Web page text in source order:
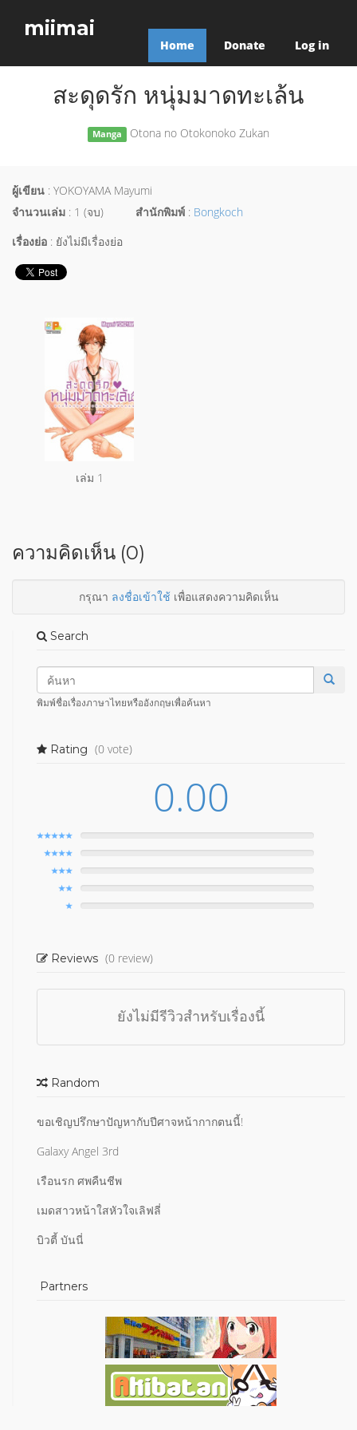
miimai
Home Donate Log in
สะดุดรัก หนุ่มมาดทะเล้น
Manga Otona no Otokonoko Zukan
ผู้เขียน : YOKOYAMA Mayumi
จำนวนเล่ม : 1 (จบ) สำนักพิมพ์ : Bongkoch
เรื่องย่อ : ยังไม่มีเรื่องย่อ
เล่ม 1
ความคิดเห็น (0)
กรุณา ลงชื่อเข้าใช้เพื่อแสดงความคิดเห็น
Search
พิมพ์ชื่อเรื่องภาษาไทยหรืออังกฤษเพื่อค้นหา
Rating (0 vote)
0.00
Reviews (0 review)
ยังไม่มีรีวิวสำหรับเรื่องนี้
Random
ขอเชิญปรึกษาปัญหากับปีศาจหน้ากากตนนี้!
Galaxy Angel 3rd
เรือนรก ศพคืนชีพ
เมดสาวหน้าใสหัวใจเลิฟลี่
บิวตี้ บันนี่
Partners